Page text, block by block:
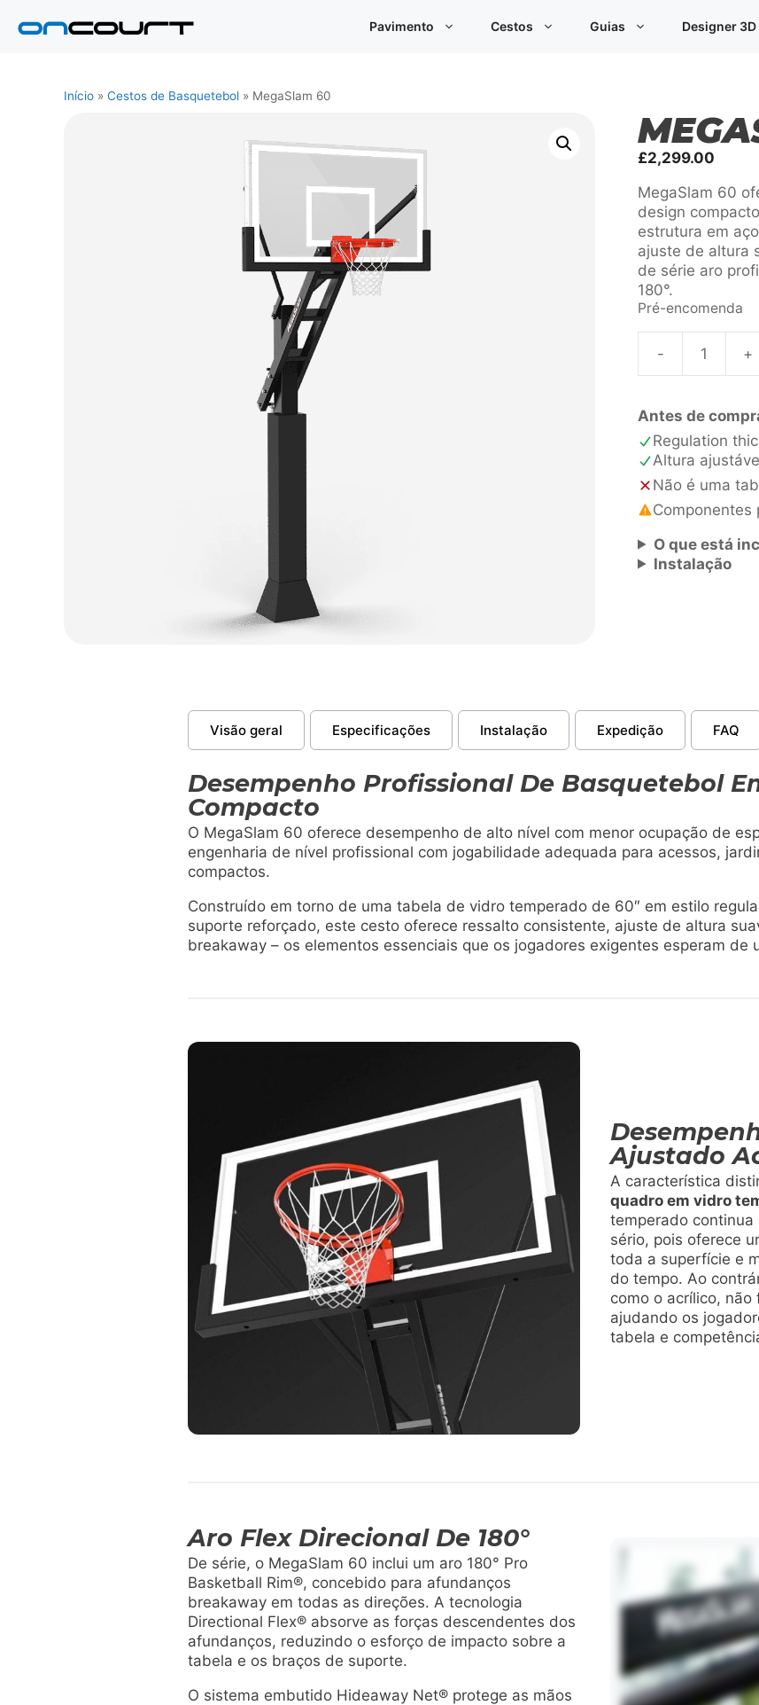
para
Pavimento Cestos Guias Designer
Início » Cestos de Basquetebol » MegaSlam 60
£2,299.00
MegaSlam 60
design
estrutura em
ajuste de altura
de série aro
180°.
Pré-encomenda
-
Quantidade
de
60
+
Antes de
Regulation
Altura
Não é uma
Componentes
O que está
Instalação
Visão geral Especificações Instalação Expedição FAQ
Desempenho Profissional De Basquetebol
Compacto
O MegaSlam 60 oferece desempenho de alto nível com menor ocupação de
engenharia de nível profissional com jogabilidade adequada para acessos,
compactos.
Construído em torno de uma tabela de vidro temperado de 60″ em estilo
suporte reforçado, este cesto oferece ressalto consistente, ajuste de altura
breakaway – os elementos essenciais que os jogadores exigentes esperam de
Ajustado
A característica
quadro em vidro
temperado
sério, pois oferece
toda a superfície e
do tempo. Ao
como o acrílico,
ajudando os
tabela e
Aro Flex Direcional De 180°
De série, o MegaSlam 60 inclui um aro 180° Pro
Basketball Rim®, concebido para afundanços
breakaway em todas as direções. A tecnologia
Directional Flex® absorve as forças descendentes dos
afundanços, reduzindo o esforço de impacto sobre a
tabela e os braços de suporte.
O sistema embutido Hideaway Net® protege as mãos